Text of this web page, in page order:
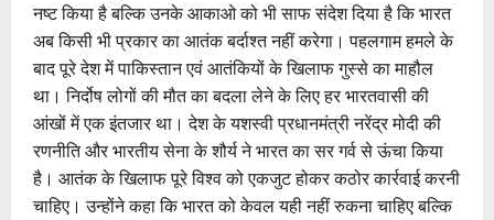
नष्ट किया है बल्कि उनके आकाओ को भी साफ संदेश दिया है कि भारत
अब किसी भी प्रकार का आतंक बर्दाश्त नहीं करेगा। पहलगाम हमले के
बाद पूरे देश में पाकिस्तान एवं आतंकियों के खिलाफ गुस्से का माहौल
था। निर्दोष लोगों की मौत का बदला लेने के लिए हर भारतवासी की
आंखों में एक इंतजार था। देश के यशस्वी प्रधानमंत्री नरेंद्र मोदी की
रणनीति और भारतीय सेना के शौर्य ने भारत का सर गर्व से ऊंचा किया
है। आतंक के खिलाफ पूरे विश्व को एकजुट होकर कठोर कार्रवाई करनी
चाहिए। उन्होंने कहा कि भारत को केवल यही नहीं रुकना चाहिए बल्कि